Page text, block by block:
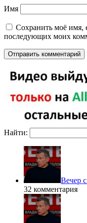
Имя
Сохранить моё имя,
последующих моих
Найти:
Вечер
32 комментария